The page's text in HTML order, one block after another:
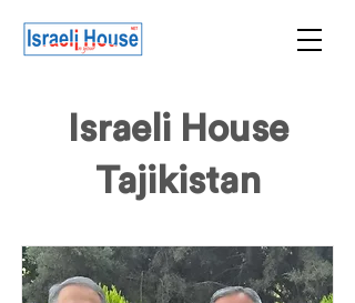
Israeli House
Tajikistan